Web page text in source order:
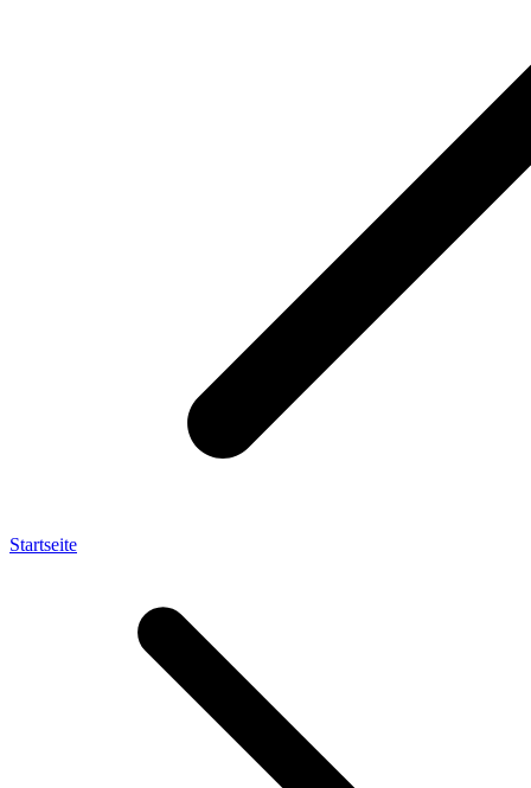
Startseite